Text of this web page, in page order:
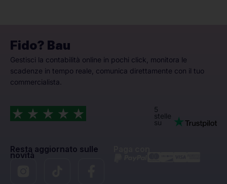
Fido? Bau
Gestisci la contabilità online in pochi click, monitora le
scadenze in tempo reale, comunica direttamente con il tuo
commercialista.
5
stelle
su
Resta aggiornato sulle
novità